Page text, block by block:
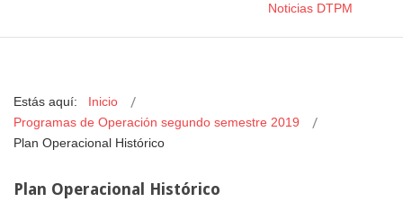
Noticias DTPM
Estás aquí:
Inicio
Programas de Operación segundo semestre 2019
Plan Operacional Histórico
Plan Operacional Histórico